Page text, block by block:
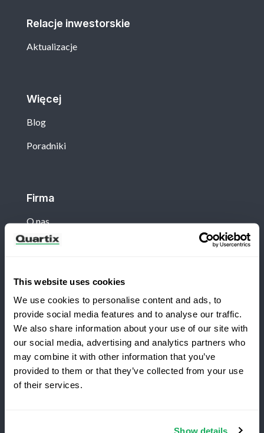
This website uses cookies
We use cookies to personalise content and ads, to
provide social media features and to analyse our traffic.
We also share information about your use of our site with
our social media, advertising and analytics partners who
may combine it with other information that you’ve
provided to them or that they’ve collected from your use
of their services.
Show details
Relacje inwestorskie
Aktualizacje
Więcej
Blog
Poradniki
Firma
O nas
Zaloguj się
Nowości
Poleć Quartix innym
Warunki i postanowienia